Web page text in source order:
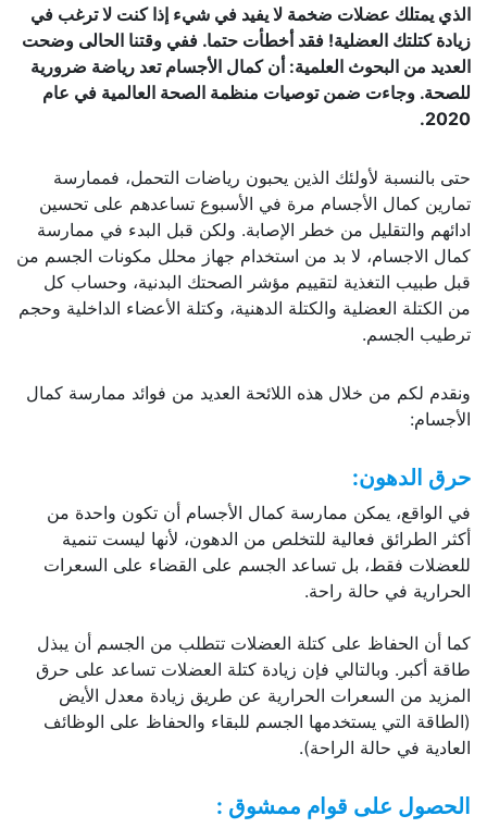
الذي يمتلك عضلات ضخمة لا يفيد في شيء إذا كنت لا ترغب في
زيادة كتلتك العضلية! فقد أخطأت حتما. ففي وقتنا الحالى وضحت
العديد من البحوث العلمية: أن كمال الأجسام تعد رياضة ضرورية
للصحة. وجاءت ضمن توصيات منظمة الصحة العالمية في عام
2020
.
حتى بالنسبة لأولئك الذين يحبون رياضات التحمل، فممارسة
تمارين كمال الأجسام مرة في الأسبوع تساعدهم على تحسين
ادائهم والتقليل من خطر الإصابة. ولكن قبل البدء في ممارسة
كمال الاجسام، لا بد من استخدام جهاز محلل مكونات الجسم من
قبل طبيب التغذية لتقييم مؤشر الصحتك البدنية، وحساب كل
من الكتلة العضلية والكتلة الدهنية، وكتلة الأعضاء الداخلية وحجم
ترطيب الجسم.
ونقدم لكم من خلال هذه اللائحة العديد من فوائد ممارسة كمال
الأجسام:
حرق الدهون:
في الواقع، يمكن ممارسة كمال الأجسام أن تكون واحدة من
أكثر الطرائق فعالية للتخلص من الدهون، لأنها ليست تنمية
للعضلات فقط، بل تساعد الجسم على القضاء على السعرات
الحرارية في حالة راحة.
كما أن الحفاظ على كتلة العضلات تتطلب من الجسم أن يبذل
طاقة أكبر. وبالتالي فإن زيادة كتلة العضلات تساعد على حرق
المزيد من السعرات الحرارية عن طريق زيادة معدل الأيض
(الطاقة التي يستخدمها الجسم للبقاء والحفاظ على الوظائف
العادية في حالة الراحة).
الحصول على قوام ممشوق :